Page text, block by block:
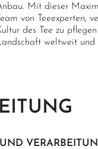
Mit dieser
Team von Teeexperten,
des Tee zu
weltweit und